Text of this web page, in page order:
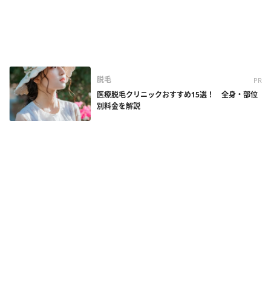
脱毛 PR
医療脱毛クリニックおすすめ15選！ 全身・部位
別料金を解説